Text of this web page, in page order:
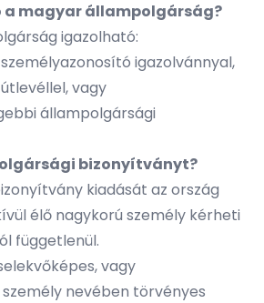
a magyar állampolgárság?
igazolható:
igazolvánnyal,
vagy
állampolgársági
bizonyítványt?
kiadását az ország
élő nagykorú személy kérheti
függetlenül.
vagy
nevében törvényes